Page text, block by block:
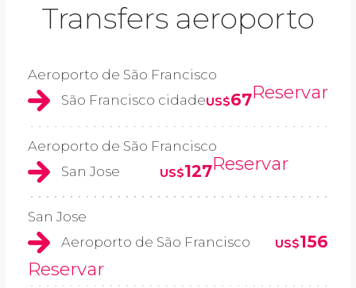
Transfers aeroporto
Aeroporto de São Francisco
São Francisco cidadeUS$67Reservar
Aeroporto de São Francisco
San Jose
US$127Reservar
San Jose
Aeroporto de São Francisco
US$156
Reservar